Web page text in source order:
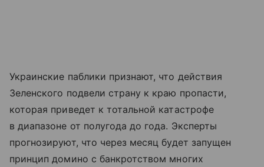
Украинские паблики признают, что действия
Зеленского подвели страну к краю пропасти,
которая приведет к тотальной катастрофе
в диапазоне от полугода до года. Эксперты
прогнозируют, что через месяц будет запущен
принцип домино с банкротством многих